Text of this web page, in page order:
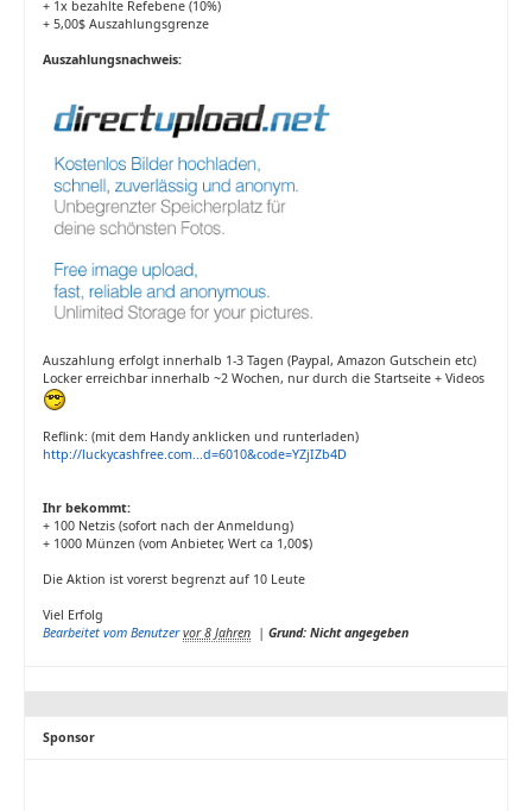
+ 1x bezahlte Refebene (10%)
+ 5,00$ Auszahlungsgrenze
Auszahlungsnachweis:
Auszahlung erfolgt innerhalb 1-3 Tagen (Paypal, Amazon Gutschein etc)
Locker erreichbar innerhalb ~2 Wochen, nur durch die Startseite + Videos
Reflink: (mit dem Handy anklicken und runterladen)
http://luckycashfree.com...d=6010&code=YZjIZb4D
Ihr bekommt:
+ 100 Netzis (sofort nach der Anmeldung)
+ 1000 Münzen (vom Anbieter, Wert ca 1,00$)
Die Aktion ist vorerst begrenzt auf 10 Leute
Viel Erfolg
Bearbeitet vom Benutzer vor 8 Jahren | Grund: Nicht angegeben
Sponsor